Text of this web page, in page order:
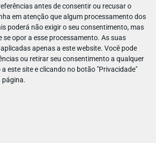
antes de consentir ou recusar o
em atenção que algum processamento dos
poderá não exigir o seu consentimento, mas
se opor a esse processamento. As suas
apenas a este website. Você pode
ou retirar seu consentimento a qualquer
este site e clicando no botão "Privacidade"
página.